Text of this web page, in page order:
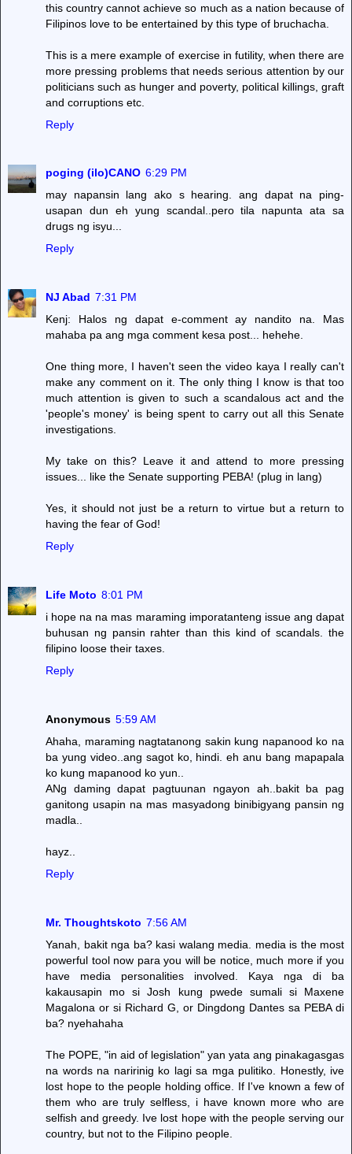
this country cannot achieve so much as a nation because of
Filipinos love to be entertained by this type of bruchacha.
This is a mere example of exercise in futility, when there are
more pressing problems that needs serious attention by our
politicians such as hunger and poverty, political killings, graft
and corruptions etc.
Reply
poging (ilo)CANO 6:29 PM
may napansin lang ako s hearing. ang dapat na ping-
usapan dun eh yung scandal..pero tila napunta ata sa
drugs ng isyu...
Reply
NJ Abad 7:31 PM
Kenj: Halos ng dapat e-comment ay nandito na. Mas
mahaba pa ang mga comment kesa post... hehehe.
One thing more, I haven't seen the video kaya I really can't
make any comment on it. The only thing I know is that too
much attention is given to such a scandalous act and the
'people's money' is being spent to carry out all this Senate
investigations.
My take on this? Leave it and attend to more pressing
issues... like the Senate supporting PEBA! (plug in lang)
Yes, it should not just be a return to virtue but a return to
having the fear of God!
Reply
Life Moto 8:01 PM
i hope na na mas maraming imporatanteng issue ang dapat
buhusan ng pansin rahter than this kind of scandals. the
filipino loose their taxes.
Reply
Anonymous 5:59 AM
Ahaha, maraming nagtatanong sakin kung napanood ko na
ba yung video..ang sagot ko, hindi. eh anu bang mapapala
ko kung mapanood ko yun..
ANg daming dapat pagtuunan ngayon ah..bakit ba pag
ganitong usapin na mas masyadong binibigyang pansin ng
madla..
hayz..
Reply
Mr. Thoughtskoto 7:56 AM
Yanah, bakit nga ba? kasi walang media. media is the most
powerful tool now para you will be notice, much more if you
have media personalities involved. Kaya nga di ba
kakausapin mo si Josh kung pwede sumali si Maxene
Magalona or si Richard G, or Dingdong Dantes sa PEBA di
ba? nyehahaha
The POPE, "in aid of legislation" yan yata ang pinakagasgas
na words na naririnig ko lagi sa mga pulitiko. Honestly, ive
lost hope to the people holding office. If I've known a few of
them who are truly selfless, i have known more who are
selfish and greedy. Ive lost hope with the people serving our
country, but not to the Filipino people.